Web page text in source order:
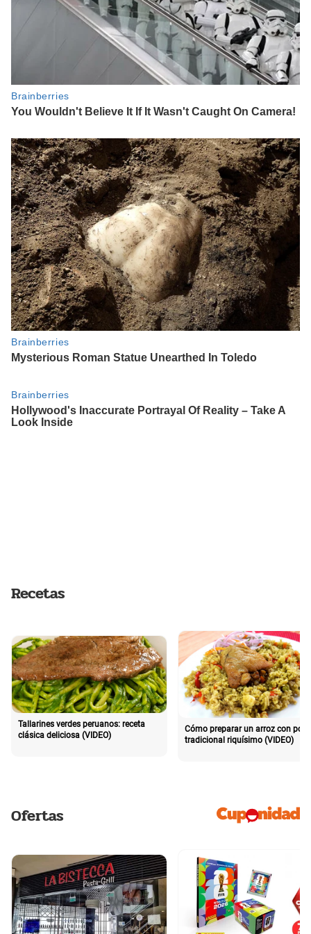
Recetas
Tallarines verdes peruanos: receta
clásica deliciosa (VIDEO)
Cómo preparar un arroz con pollo
tradicional riquísimo (VIDEO)
Ofertas